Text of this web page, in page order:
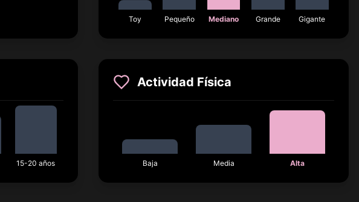
Toy Pequeño Mediano Grande Gigante
15-20 años
Actividad Física
Baja Media Alta